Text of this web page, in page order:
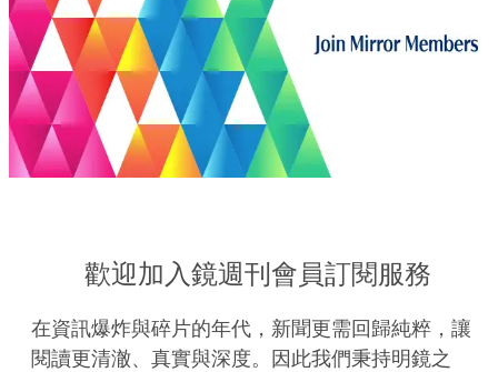
歡迎加入鏡週刊會員訂閱服務
在資訊爆炸與碎片的年代，新聞更需回歸純粹，讓
閱讀更清澈、真實與深度。因此我們秉持明鏡之